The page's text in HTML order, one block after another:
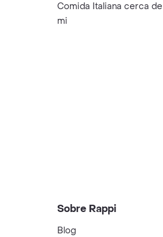
Comida Italiana cerca de
mi
Sobre Rappi
Blog